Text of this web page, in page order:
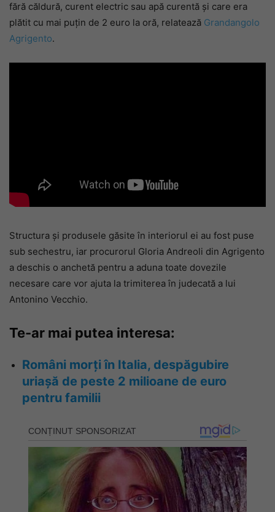
fără căldură, curent electric sau apă curentă și care era
plătit cu mai puțin de 2 euro la oră, relatează Grandangolo
Agrigento.
Structura și produsele găsite în interiorul ei au fost puse
sub sechestru, iar procurorul Gloria Andreoli din Agrigento
a deschis o anchetă pentru a aduna toate dovezile
necesare care vor ajuta la trimiterea în judecată a lui
Antonino Vecchio.
Te-ar mai putea interesa:
Români morți în Italia, despăgubire
uriașă de peste 2 milioane de euro
pentru familii